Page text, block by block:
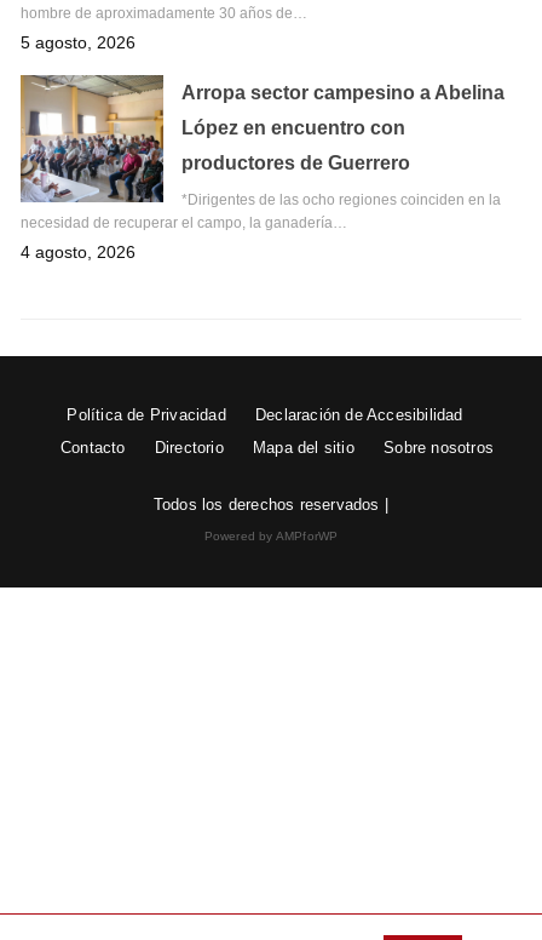
hombre de aproximadamente 30 años de…
5 agosto, 2026
Arropa sector campesino a Abelina
López en encuentro con
productores de Guerrero
*Dirigentes de las ocho regiones coinciden en la
necesidad de recuperar el campo, la ganadería…
4 agosto, 2026
Política de Privacidad
Declaración de Accesibilidad
Contacto
Directorio Mapa del sitio Sobre nosotros
Todos los derechos reservados |
Powered by AMPforWP